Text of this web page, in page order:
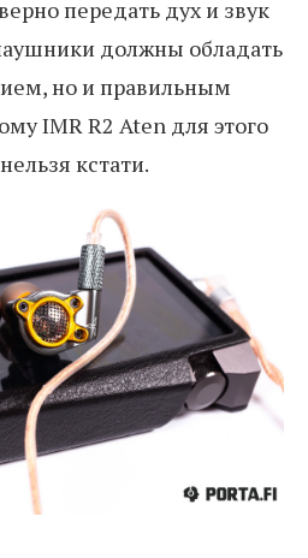
передать дух и звук
должны обладать
но и правильным
IMR R2 Aten для этого
кстати.